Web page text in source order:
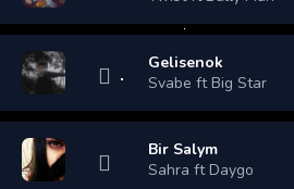
Gelisenok
Svabe ft Big Star
Bir Salym
Sahra ft Daygo